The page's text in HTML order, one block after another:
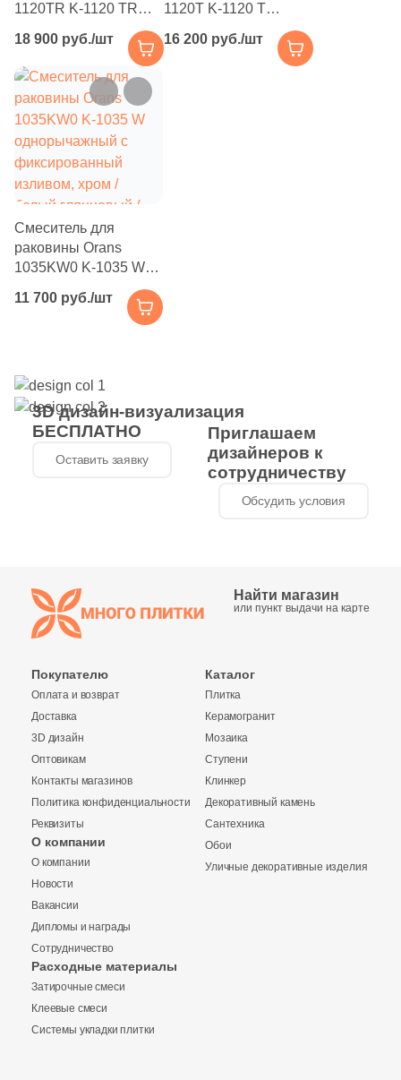
1120TR K-1120 TR
регулировка воды в
основании смесителя,
регулировка напора
на изливе, красный
глянцевый
18 900 руб./шт
1120T K-1120 T
регулировка воды в
основании смесителя,
16 200 руб./шт
Смеситель для
раковины Orans
1035KW0 K-1035 W
фиксированный
11 700 руб./шт
3D дизайн-визуализация
БЕСПЛАТНО
Оставить заявку
Приглашаем
дизайнеров к
сотрудничеству
Обсудить условия
Купить в 1 клик
Количество
Заявка на бесплатный 3D дизайн
Обратная связь
Найти магазин
или пункт выдачи на карте
Покупателю
Оплата и возврат
Доставка
3D дизайн
Оптовикам
Контакты магазинов
Политика конфиденциальности
Реквизиты
О компании
О компании
Новости
Вакансии
Дипломы и награды
Сотрудничество
Расходные материалы
Затирочные смеси
Клеевые смеси
Системы укладки плитки
Каталог
Плитка
Керамогранит
Мозаика
Ступени
Клинкер
Декоративный камень
Сантехника
Обои
Уличные декоративные изделия